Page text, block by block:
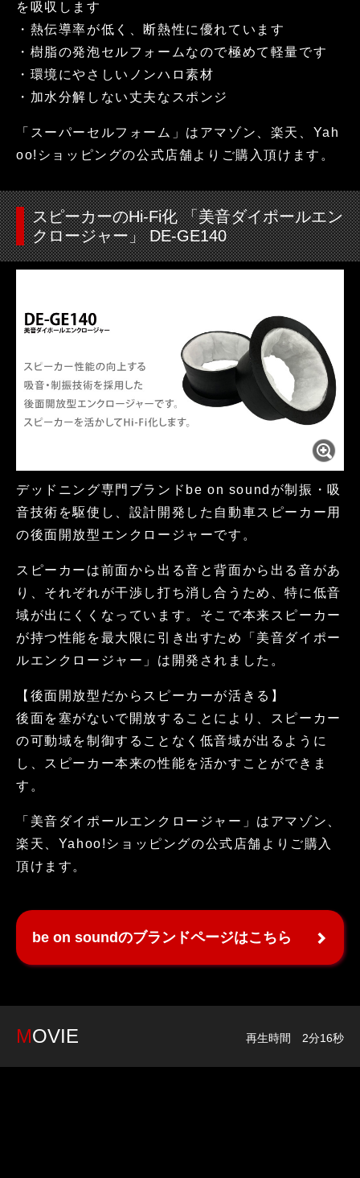
を吸収します
・熱伝導率が低く、断熱性に優れています
・樹脂の発泡セルフォームなので極めて軽量です
・環境にやさしいノンハロ素材
・加水分解しない丈夫なスポンジ
「スーパーセルフォーム」はアマゾン、楽天、Yah
oo!ショッピングの公式店舗よりご購入頂けます。
スピーカーのHi-Fi化 「美音ダイポールエン
クロージャー」 DE-GE140
デッドニング専門ブランドbe on soundが制振・吸
音技術を駆使し、設計開発した自動車スピーカー用
の後面開放型エンクロージャーです。
スピーカーは前面から出る音と背面から出る音があ
り、それぞれが干渉し打ち消し合うため、特に低音
域が出にくくなっています。そこで本来スピーカー
が持つ性能を最大限に引き出すため「美音ダイポー
ルエンクロージャー」は開発されました。
【後面開放型だからスピーカーが活きる】
後面を塞がないで開放することにより、スピーカー
の可動域を制御することなく低音域が出るように
し、スピーカー本来の性能を活かすことができま
す。
「美音ダイポールエンクロージャー」はアマゾン、
楽天、Yahoo!ショッピングの公式店舗よりご購入
頂けます。
be on soundのブランドページはこちら
MOVIE 再生時間 2分16秒